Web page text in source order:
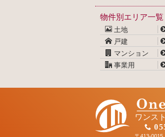
物件別エリア一覧
土地
戸建
マンション
事業用
ワンス